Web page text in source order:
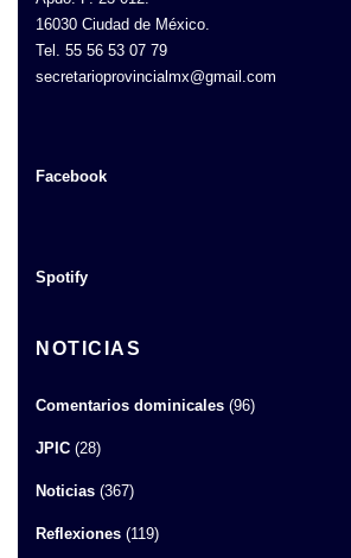
16030 Ciudad de México.
Tel. 55 56 53 07 79
secretarioprovincialmx@gmail.com
Facebook
Spotify
NOTICIAS
Comentarios dominicales (96)
JPIC (28)
Noticias (367)
Reflexiones (119)